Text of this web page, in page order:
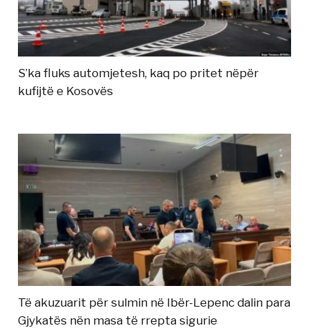
S’ka fluks automjetesh, kaq po pritet nëpër
kufijtë e Kosovës
Të akuzuarit për sulmin në Ibër-Lepenc dalin para
Gjykatës nën masa të rrepta sigurie